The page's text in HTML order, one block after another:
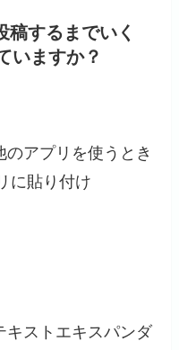
稿するまでいく
いますか？
アプリを使うとき
に貼り付け
キストエキスパンダ